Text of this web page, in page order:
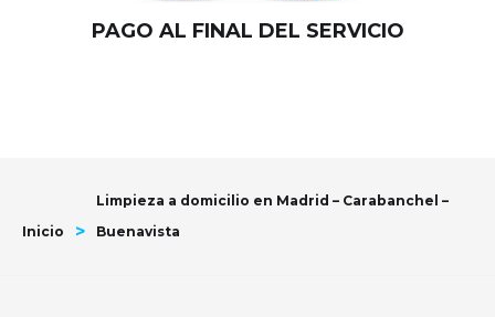
PAGO AL FINAL DEL SERVICIO
Inicio >
Limpieza a domicilio en Madrid – Carabanchel –
Buenavista